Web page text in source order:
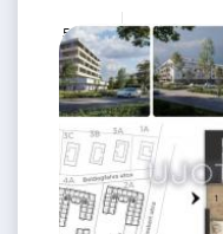
59.9 M Ft
43 m2
2 szoba
3.
emelet